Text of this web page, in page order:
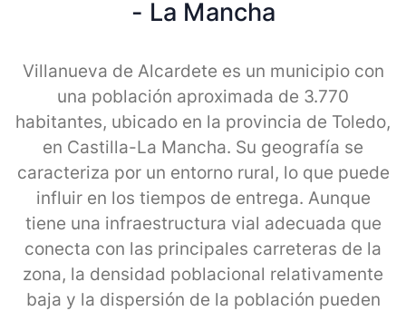
- La Mancha
Villanueva de Alcardete es un municipio con
una población aproximada de 3.770
habitantes, ubicado en la provincia de Toledo,
en Castilla-La Mancha. Su geografía se
caracteriza por un entorno rural, lo que puede
influir en los tiempos de entrega. Aunque
tiene una infraestructura vial adecuada que
conecta con las principales carreteras de la
zona, la densidad poblacional relativamente
baja y la dispersión de la población pueden